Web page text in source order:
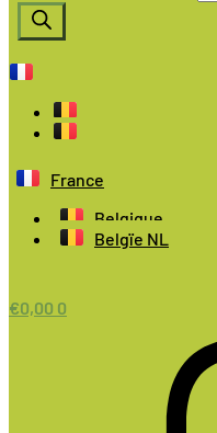
France
Belgique
Belgïe NL
€0,00 0